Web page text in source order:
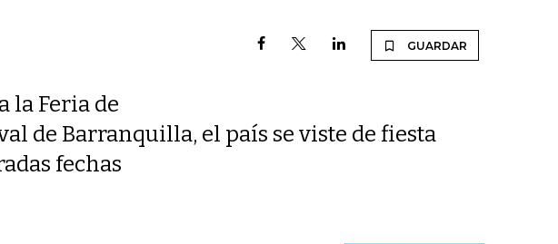
GUARDAR
la Feria de
de Barranquilla, el país se viste de fiesta
fechas